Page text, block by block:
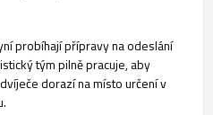
probíhají přípravy na odeslání
tým pilně pracuje, aby
dorazí na místo určení v